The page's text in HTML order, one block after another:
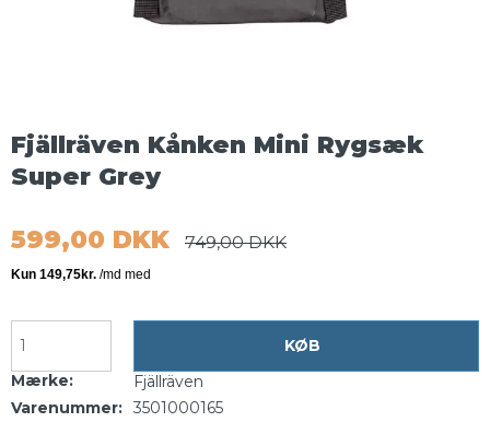
Fjällräven Kånken Mini Rygsæk
Super Grey
599,00 DKK 749,00 DKK
KØB
Mærke:
Fjällräven
Varenummer: 3501000165